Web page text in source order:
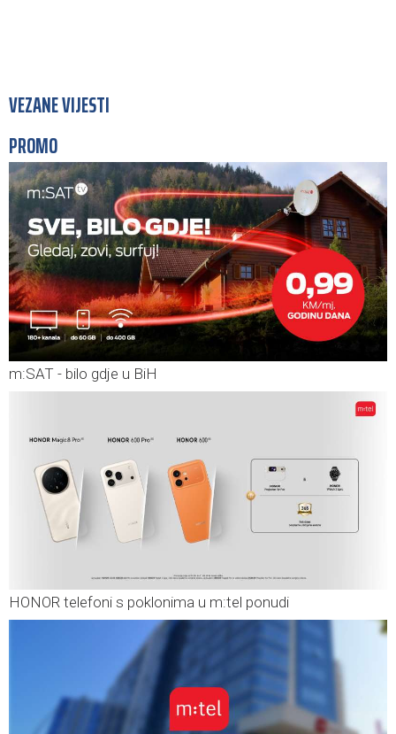
VEZANE VIJESTI
PROMO
m:SAT - bilo gdje u BiH
HONOR telefoni s poklonima u m:tel ponudi